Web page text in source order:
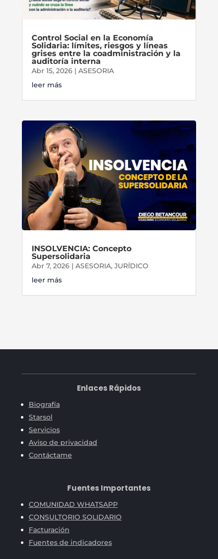
Control Social en la Economía
Solidaria: límites, riesgos y líneas
grises entre la coadministración y la
auditoría interna
Abr 15, 2026| ASESORIA
leer más
INSOLVENCIA: Concepto
Supersolidaria
Abr 7, 2026| ASESORIA, JURÍDICO
leer más
Enlaces Rápidos
Biografía
Starsol
Servicios
Aviso de privacidad
Contáctame
Fuentes Importantes
COMUNIDAD WHATSAPP
CONSULTORIO SOLIDARIO
Facturación
Fuentes de indicadores